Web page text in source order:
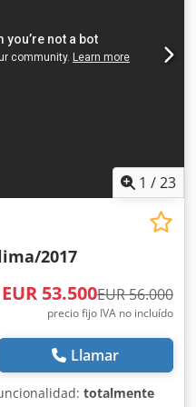
1 /23
2017
EUR 53.500EUR 56.000
precio fijo IVA no incluído
Llamar
totalmente